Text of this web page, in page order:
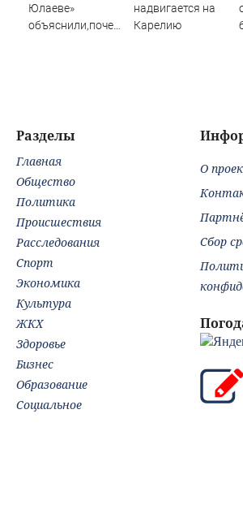
Юлаеве»
объяснили,почему
надвигается на
Карелию
Разделы
Главная
Общество
Политика
Происшествия
Расследования
Спорт
Экономика
Культура
ЖКХ
Здоровье
Бизнес
Образование
Социальное
О
Сбор